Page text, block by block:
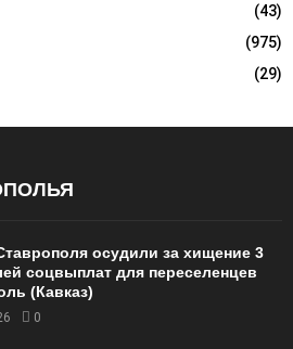
(43)
(975)
(29)
осудили за хищение 3
соцвыплат для переселенцев
(Кавказ)
0